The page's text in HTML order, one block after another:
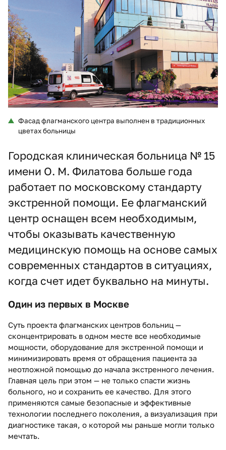
Фасад флагманского центра выполнен в традиционных
цветах больницы
Городская клиническая больница № 15
имени О. М. Филатова больше года
работает по московскому стандарту
экстренной помощи. Ее флагманский
центр оснащен всем необходимым,
чтобы оказывать качественную
медицинскую помощь на основе самых
современных стандартов в ситуациях,
когда счет идет буквально на минуты.
Один из первых в Москве
Суть проекта флагманских центров больниц —
сконцентрировать в одном месте все необходимые
мощности, оборудование для экстренной помощи и
минимизировать время от обращения пациента за
неотложной помощью до начала экстренного лечения.
Главная цель при этом — не только спасти жизнь
больного, но и сохранить ее качество. Для этого
применяются самые безопасные и эффективные
технологии последнего поколения, а визуализация при
диагностике такая, о которой мы раньше могли только
мечтать.